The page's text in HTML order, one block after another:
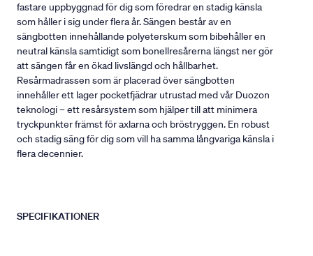
fastare uppbyggnad för dig som föredrar en stadig känsla
som håller i sig under flera år. Sängen består av en
sängbotten innehållande polyeterskum som bibehåller en
neutral känsla samtidigt som bonellresårerna längst ner gör
att sängen får en ökad livslängd och hållbarhet.
Resårmadrassen som är placerad över sängbotten
innehåller ett lager pocketfjädrar utrustad med vår Duozon
teknologi – ett resårsystem som hjälper till att minimera
tryckpunkter främst för axlarna och bröstryggen. En robust
och stadig säng för dig som vill ha samma långvariga känsla i
flera decennier.
SPECIFIKATIONER